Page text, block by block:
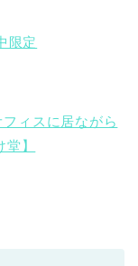
限定
ィスに居ながら
】